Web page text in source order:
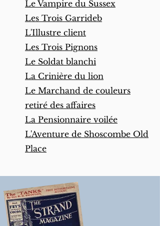
Le Vampire du Sussex
Les Trois Garrideb
L'Illustre client
Les Trois Pignons
Le Soldat blanchi
La Crinière du lion
Le Marchand de couleurs
retiré des affaires
La Pensionnaire voilée
L'Aventure de Shoscombe Old
Place